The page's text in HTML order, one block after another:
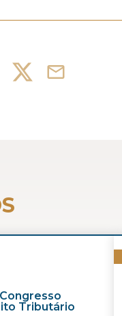
Tributário